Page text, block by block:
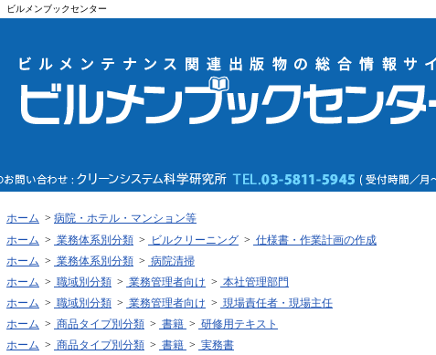
ビルメンブックセンター
ホーム > 病院・ホテル・マンション等
ホーム > 業務体系別分類 > ビルクリーニング > 仕様書・作業計画の作成
ホーム > 業務体系別分類 > 病院清掃
ホーム > 職域別分類 > 業務管理者向け > 本社管理部門
ホーム > 職域別分類 > 業務管理者向け > 現場責任者・現場主任
ホーム > 商品タイプ別分類 > 書籍 > 研修用テキスト
ホーム > 商品タイプ別分類 > 書籍 > 実務書